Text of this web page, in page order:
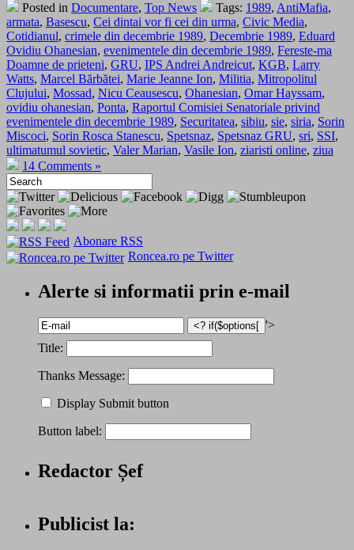
Posted in Documentare, Top News Tags: 1989, AntiMafia,
armata, Basescu, Cei dintai vor fi cei din urma, Civic Media,
Cotidianul, crimele din decembrie 1989, Decembrie 1989, Eduard
Ovidiu Ohanesian, evenimentele din decembrie 1989, Fereste-ma
Doamne de prieteni, GRU, IPS Andrei Andreicut, KGB, Larry
Watts, Marcel Bărbătei, Marie Jeanne Ion, Militia, Mitropolitul
Clujului, Mossad, Nicu Ceausescu, Ohanesian, Omar Hayssam,
ovidiu ohanesian, Ponta, Raportul Comisiei Senatoriale privind
evenimentele din decembrie 1989, Securitatea, sibiu, sie, siria, Sorin
Miscoci, Sorin Rosca Stanescu, Spetsnaz, Spetsnaz GRU, sri, SSI,
ultimatumul sovietic, Valer Marian, Vasile Ion, ziaristi online, ziua
14 Comments »
Abonare RSS
Roncea.ro pe Twitter
Alerte si informatii prin e-mail
'>
Title:
Thanks Message:
Display Submit button
Button label:
Redactor Șef
Publicist la: